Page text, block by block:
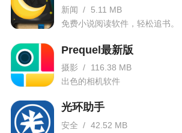
新闻 /
5.11 MB
免费小说阅读软件，轻松追书。
Prequel最新版
摄影 /
116.38 MB
出色的相机软件
光环助手
安全 / 42.52 MB